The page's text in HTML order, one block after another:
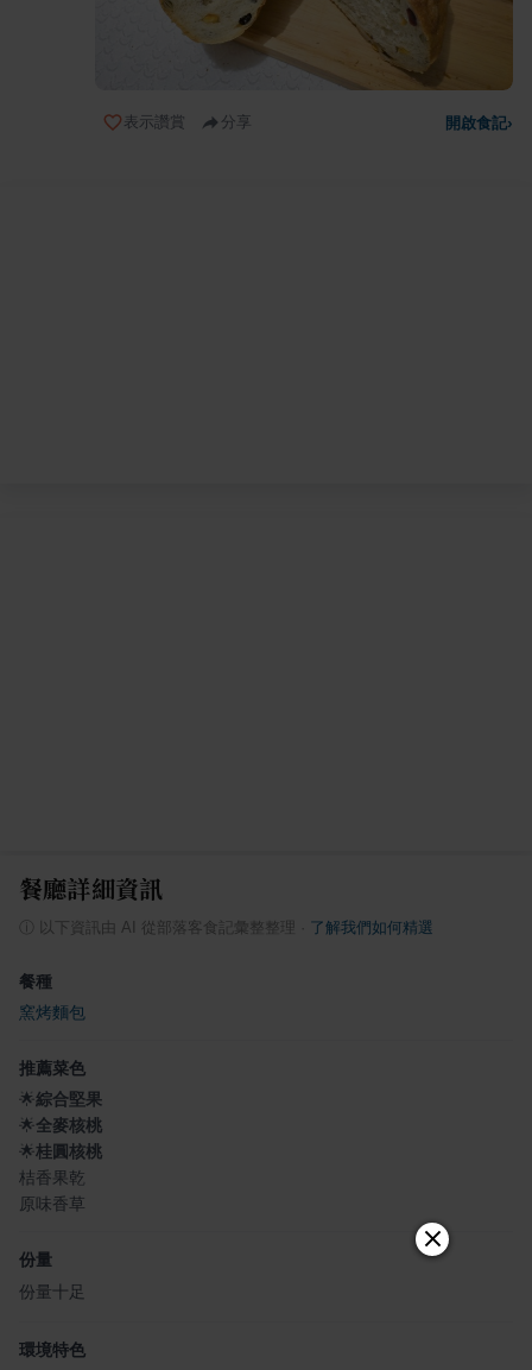
表示讚賞 分享 開啟食記›
餐廳詳細資訊
以下資訊由 AI 從部落客食記彙整整理 了解我們如何精選
餐種
窯烤麵包
推薦菜色
🌟綜合堅果
🌟全麥核桃
🌟桂圓核桃
桔香果乾
原味香草
份量
份量十足
環境特色